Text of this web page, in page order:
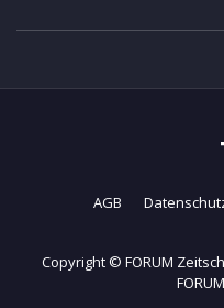
AGB
Copyright © FORUM